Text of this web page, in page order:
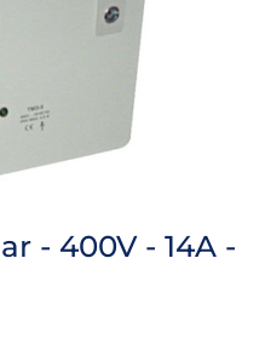
- 400V - 14A -